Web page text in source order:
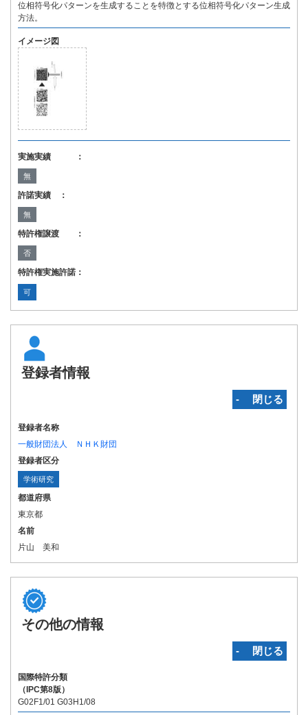
位相符号化パターンを生成することを特徴とする位相符号化パターン生成
方法。
イメージ図
実施実績 ：
無
許諾実績 ：
無
特許権譲渡 ：
否
特許権実施許諾：
可
登録者情報
‐ 閉じる
登録者名称
一般財団法人 ＮＨＫ財団
登録者区分
学術研究
都道府県
東京都
名前
片山 美和
その他の情報
‐ 閉じる
国際特許分類
（IPC第8版）
G02F1/01 G03H1/08